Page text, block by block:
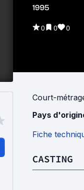
1995
0 0 0
Court-
Pays
Fiche
CASTING